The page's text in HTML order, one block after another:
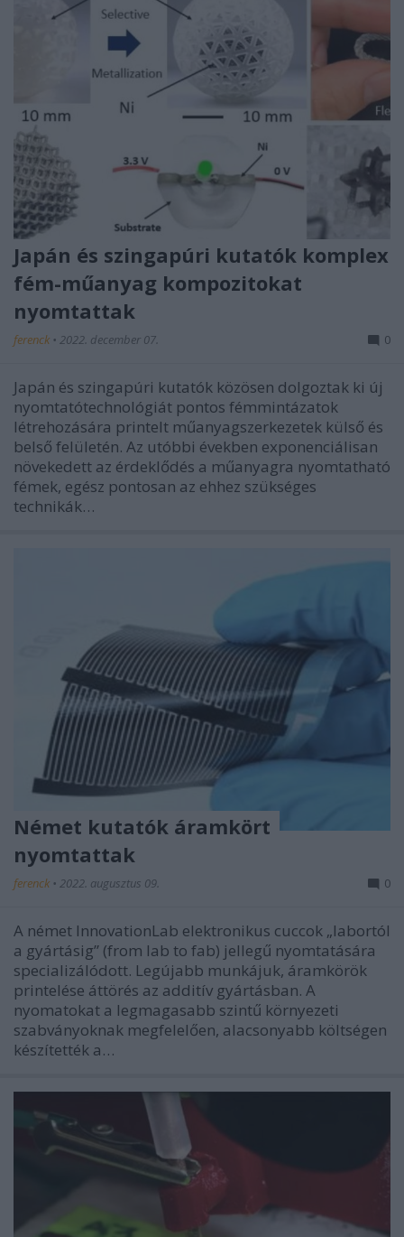
Japán és szingapúri kutatók komplex
fém-műanyag kompozitokat
nyomtattak
ferenck • 2022. december 07. 0
Japán és szingapúri kutatók közösen dolgoztak ki új
nyomtatótechnológiát pontos fémmintázatok
létrehozására printelt műanyagszerkezetek külső és
belső felületén. Az utóbbi években exponenciálisan
növekedett az érdeklődés a műanyagra nyomtatható
fémek, egész pontosan az ehhez szükséges
technikák…
Német kutatók áramkört
nyomtattak
ferenck • 2022. augusztus 09. 0
A német InnovationLab elektronikus cuccok „labortól
a gyártásig” (from lab to fab) jellegű nyomtatására
specializálódott. Legújabb munkájuk, áramkörök
printelése áttörés az additív gyártásban. A
nyomatokat a legmagasabb szintű környezeti
szabványoknak megfelelően, alacsonyabb költségen
készítették a…